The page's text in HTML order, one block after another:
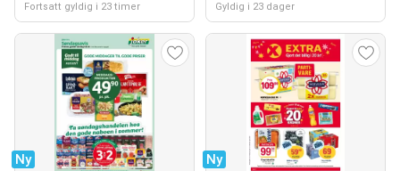
Fortsatt gyldig i 23 timer Gyldig i 23 dager
Ny Ny